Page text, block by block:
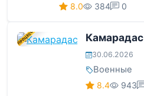
8.0 384 0
В ПРОЦЕССЕ Камарадас
30.06.2026
Военные
8.4 943